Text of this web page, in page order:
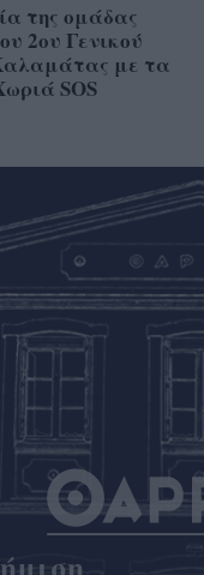
της ομάδας
2ου Γενικού
με τα
SOS